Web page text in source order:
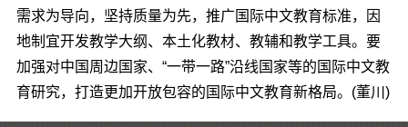
需求为导向，坚持质量为先，推广国际中文教育标准，因
地制宜开发教学大纲、本土化教材、教辅和教学工具。要
加强对中国周边国家、“一带一路”沿线国家等的国际中文教
育研究，打造更加开放包容的国际中文教育新格局。(董川)